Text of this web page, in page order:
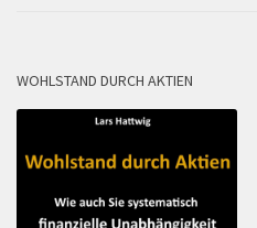
WOHLSTAND DURCH AKTIEN